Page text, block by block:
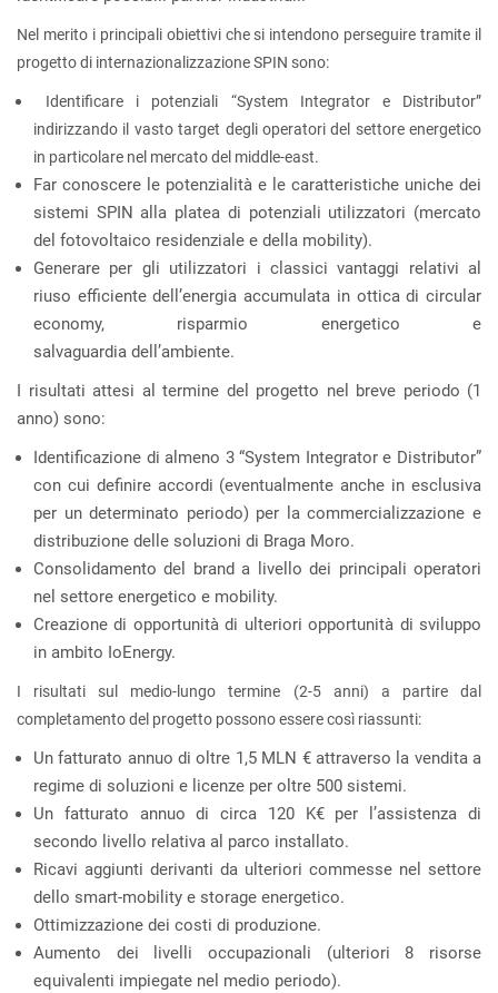
Nel merito i principali obiettivi che si intendono perseguire tramite il
progetto di internazionalizzazione SPIN sono:
Identificare i potenziali “System Integrator e Distributor”
indirizzando il vasto target degli operatori del settore energetico
in particolare nel mercato del middle-east.
Far conoscere le potenzialità e le caratteristiche uniche dei
sistemi SPIN alla platea di potenziali utilizzatori (mercato
del fotovoltaico residenziale e della mobility).
Generare per gli utilizzatori i classici vantaggi relativi al
riuso efficiente dell’energia accumulata in ottica di circular
economy, risparmio energetico e
salvaguardia dell’ambiente.
I risultati attesi al termine del progetto nel breve periodo (1
anno) sono:
Identificazione di almeno 3 “System Integrator e Distributor”
con cui definire accordi (eventualmente anche in esclusiva
per un determinato periodo) per la commercializzazione e
distribuzione delle soluzioni di Braga Moro.
Consolidamento del brand a livello dei principali operatori
nel settore energetico e mobility.
Creazione di opportunità di ulteriori opportunità di sviluppo
in ambito IoEnergy.
I risultati sul medio-lungo termine (2-5 anni) a partire dal
completamento del progetto possono essere così riassunti:
Un fatturato annuo di oltre 1,5 MLN € attraverso la vendita a
regime di soluzioni e licenze per oltre 500 sistemi.
Un fatturato annuo di circa 120 K€ per l’assistenza di
secondo livello relativa al parco installato.
Ricavi aggiunti derivanti da ulteriori commesse nel settore
dello smart-mobility e storage energetico.
Ottimizzazione dei costi di produzione.
Aumento dei livelli occupazionali (ulteriori 8 risorse
equivalenti impiegate nel medio periodo).